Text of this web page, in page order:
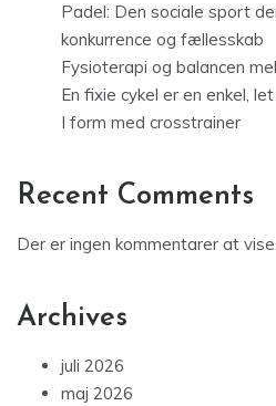
Padel: Den sociale sport
konkurrence og fællesskab
Fysioterapi og balancen
En fixie cykel er en enkel,
I form med crosstrainer
Recent Comments
Der er ingen kommentarer at vise.
Archives
juli 2026
maj 2026